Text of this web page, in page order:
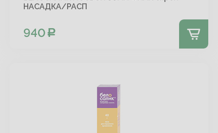
НАСАДКА/РАСП
940